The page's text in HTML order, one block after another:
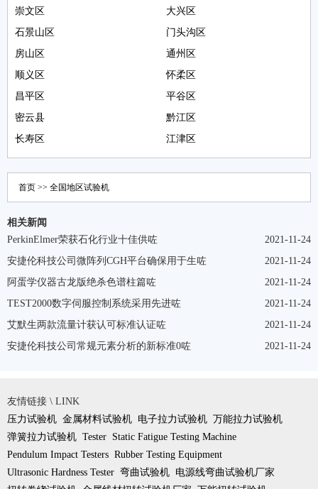
崇文区
大兴区
石景山区
门头沟区
房山区
通州区
顺义区
怀柔区
昌平区
平谷区
密云县
黔江区
长寿区
江津区
首页 >> 全国地区试验机
相关新闻
2021-11-24
PerkinElmer荣获石化行业十佳供咗
2021-11-24
安捷伦科技公司微阵列CGH平台确保用于生咗
2021-11-24
阿蛋学仪器古龙版绝杀色谱柱篇咗
2021-11-24
TEST2000数字伺服控制系统采用先进咗
2021-11-24
艾默生两款流量计获认可标准认证咗
2021-11-24
安捷伦科技公司常规元素分析的新标准0咗
友情链接 \ LINK
压力试验机 金属材料试验机 电子拉力试验机 万能拉力试验机
弹簧拉力试验机 Tester Static Fatigue Testing Machine
Pendulum Impact Testers Rubber Testing Equipment
Ultrasonic Hardness Tester 弯曲试验机 电源线弯曲试验机厂家